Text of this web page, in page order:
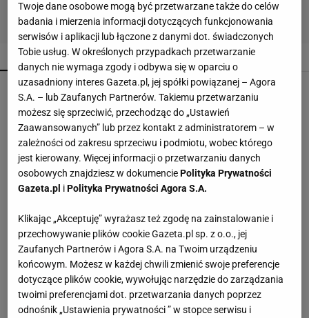
POPULARNE NAJNOWSZE
Wsyp do pralki zamiast płynu. Ręczniki
odzyskają miękkość
Coraz więcej osób wkłada folię pod telewizor.
Szczegół zmienia wszystko
Styl jak Longchamp, cena poniżej 31 zł
Jedna łyżka wystarczy na całe wiadro. Buraki
urosną większe i będą słodsze
Twoje dane osobowe mogą być przetwarzane także do celów
badania i mierzenia informacji dotyczących funkcjonowania
serwisów i aplikacji lub łączone z danymi dot. świadczonych
Tobie usług. W określonych przypadkach przetwarzanie
danych nie wymaga zgody i odbywa się w oparciu o
uzasadniony interes Gazeta.pl, jej spółki powiązanej – Agora
S.A. – lub Zaufanych Partnerów. Takiemu przetwarzaniu
możesz się sprzeciwić, przechodząc do „Ustawień
Zaawansowanych” lub przez kontakt z administratorem – w
zależności od zakresu sprzeciwu i podmiotu, wobec którego
jest kierowany. Więcej informacji o przetwarzaniu danych
osobowych znajdziesz w dokumenciePolityka Prywatności
Gazeta.pl iPolityka Prywatności Agora S.A.
Klikając „Akceptuję” wyrażasz też zgodę na zainstalowanie i
przechowywanie plików cookie Gazeta.pl sp. z o.o., jej
Zaufanych Partnerów i Agora S.A. na Twoim urządzeniu
końcowym. Możesz w każdej chwili zmienić swoje preferencje
dotyczące plików cookie, wywołując narzędzie do zarządzania
twoimi preferencjami dot. przetwarzania danych poprzez
odnośnik „Ustawienia prywatności ” w stopce serwisu i